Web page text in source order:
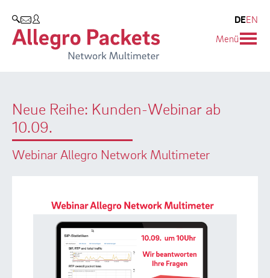
SUCHEN
DEEN
Menü
Neue Reihe: Kunden-Webinar ab
10.09.
Webinar Allegro Network Multimeter
Allegro Network Multimeter
Produktübersicht
Use Cases
Whitepaper
Case Studies
Produkt-Handbuch
Unternehmen
Partner
Umweltschutz